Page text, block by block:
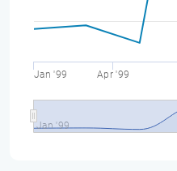
Jan '99 Apr '99
Jan '99